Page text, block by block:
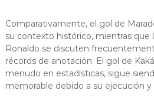
Comparativamente, el gol de
su contexto histórico, mientras que
Ronaldo se discuten
récords de anotación. El gol de
menudo en estadísticas, sigue
memorable debido a su ejecución